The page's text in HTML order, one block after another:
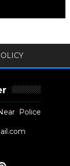
Police